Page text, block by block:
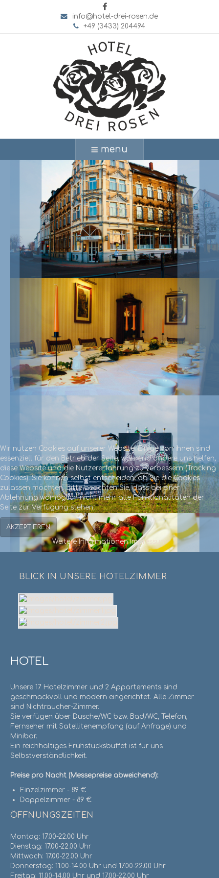
info@hotel-drei-rosen.de
+49 (3433) 204494
menu
BLICK IN UNSERE HOTELZIMMER
HOTEL
Unsere 17 Hotelzimmer und 2 Appartements sind
geschmackvoll und modern eingerichtet. Alle Zimmer
sind Nichtraucher-Zimmer.
Sie verfügen über Dusche/WC bzw. Bad/WC, Telefon,
Fernseher mit Satellitenempfang (auf Anfrage) und
Minibar.
Ein reichhaltiges Frühstücksbuffet ist für uns
Selbstverständlichkeit.
Preise pro Nacht (Messepreise abweichend):
Einzelzimmer - 89 €
Doppelzimmer - 89 €
ÖFFNUNGSZEITEN
Montag: 17.00-22.00 Uhr
Dienstag: 17.00-22.00 Uhr
Mittwoch: 17.00-22.00 Uhr
Donnerstag: 11.00-14.00 Uhr und 17.00-22.00 Uhr
Freitag: 11.00-14.00 Uhr und 17.00-22.00 Uhr
Wir nutzen Cookies auf unserer Website. Einige von ihnen sind
essenziell für den Betrieb der Seite, während andere uns helfen,
diese Website und die Nutzererfahrung zu verbessern (Tracking
Cookies). Sie können selbst entscheiden, ob Sie die Cookies
zulassen möchten. Bitte beachten Sie, dass bei einer
Ablehnung womöglich nicht mehr alle Funktionalitäten der
Seite zur Verfügung stehen.
AKZEPTIEREN
Weitere Informationen Impressum